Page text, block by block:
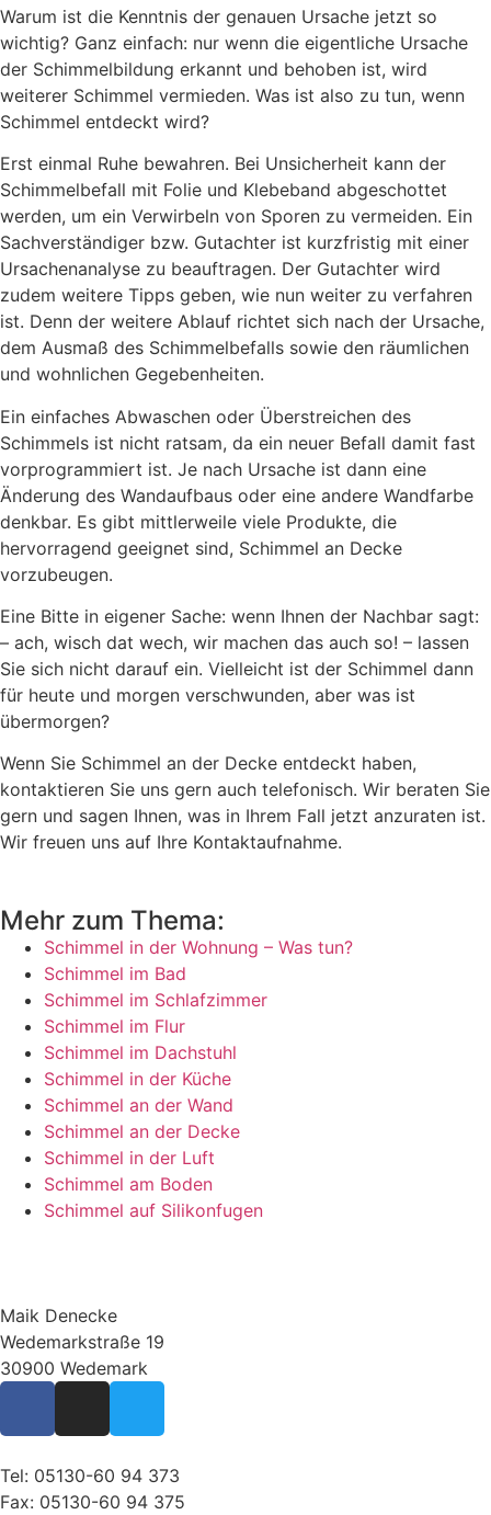
Warum ist die Kenntnis der genauen Ursache jetzt so
wichtig? Ganz einfach: nur wenn die eigentliche Ursache
der Schimmelbildung erkannt und behoben ist, wird
weiterer Schimmel vermieden. Was ist also zu tun, wenn
Schimmel entdeckt wird?
Erst einmal Ruhe bewahren. Bei Unsicherheit kann der
Schimmelbefall mit Folie und Klebeband abgeschottet
werden, um ein Verwirbeln von Sporen zu vermeiden. Ein
Sachverständiger bzw. Gutachter ist kurzfristig mit einer
Ursachenanalyse zu beauftragen. Der Gutachter wird
zudem weitere Tipps geben, wie nun weiter zu verfahren
ist. Denn der weitere Ablauf richtet sich nach der Ursache,
dem Ausmaß des Schimmelbefalls sowie den räumlichen
und wohnlichen Gegebenheiten.
Ein einfaches Abwaschen oder Überstreichen des
Schimmels ist nicht ratsam, da ein neuer Befall damit fast
vorprogrammiert ist. Je nach Ursache ist dann eine
Änderung des Wandaufbaus oder eine andere Wandfarbe
denkbar. Es gibt mittlerweile viele Produkte, die
hervorragend geeignet sind, Schimmel an Decke
vorzubeugen.
Eine Bitte in eigener Sache: wenn Ihnen der Nachbar sagt:
– ach, wisch dat wech, wir machen das auch so! – lassen
Sie sich nicht darauf ein. Vielleicht ist der Schimmel dann
für heute und morgen verschwunden, aber was ist
übermorgen?
Wenn Sie Schimmel an der Decke entdeckt haben,
kontaktieren Sie uns gern auch telefonisch. Wir beraten Sie
gern und sagen Ihnen, was in Ihrem Fall jetzt anzuraten ist.
Wir freuen uns auf Ihre Kontaktaufnahme.
Mehr zum Thema:
Schimmel in der Wohnung – Was tun?
Schimmel im Bad
Schimmel im Schlafzimmer
Schimmel im Flur
Schimmel im Dachstuhl
Schimmel in der Küche
Schimmel an der Wand
Schimmel an der Decke
Schimmel in der Luft
Schimmel am Boden
Schimmel auf Silikonfugen
Maik Denecke
Wedemarkstraße 19
30900 Wedemark
Tel: 05130-60 94 373
Fax: 05130-60 94 375